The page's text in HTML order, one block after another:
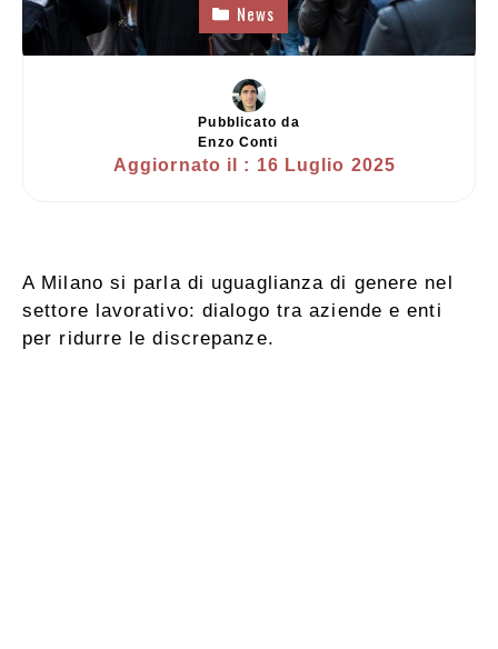
News
Pubblicato da
Enzo Conti
Aggiornato il : 16 Luglio 2025
A Milano si parla di uguaglianza di genere nel
settore lavorativo: dialogo tra aziende e enti
per ridurre le discrepanze.